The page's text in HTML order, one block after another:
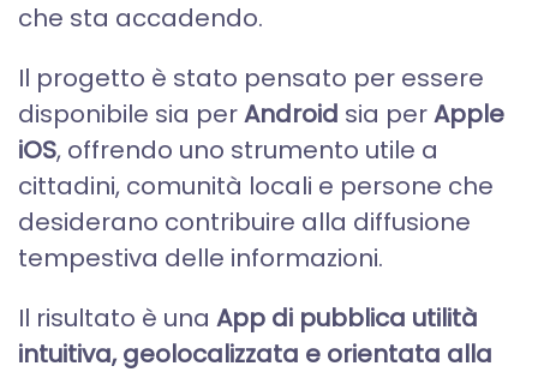
che sta accadendo.
Il progetto è stato pensato per essere
disponibile sia perAndroid sia perApple
iOS, offrendo uno strumento utile a
cittadini, comunità locali e persone che
desiderano contribuire alla diffusione
tempestiva delle informazioni.
Il risultato è una App di pubblica utilità
intuitiva, geolocalizzata e orientata alla